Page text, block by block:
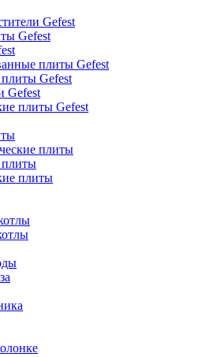
Gefest
Gefest
плиты Gefest
Gefest
Gefest
плиты Gefest
плиты
плиты
плиты